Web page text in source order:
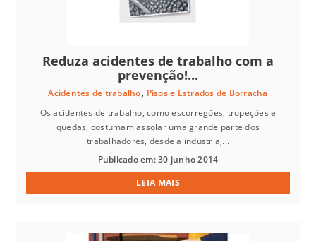
Reduza acidentes de trabalho com a
prevenção!...
Acidentes de trabalho, Pisos e Estrados de Borracha
Os acidentes de trabalho, como escorregões, tropeções e
quedas, costumam assolar uma grande parte dos
trabalhadores, desde a indústria,...
Publicado em: 30 junho 2014
LEIA MAIS